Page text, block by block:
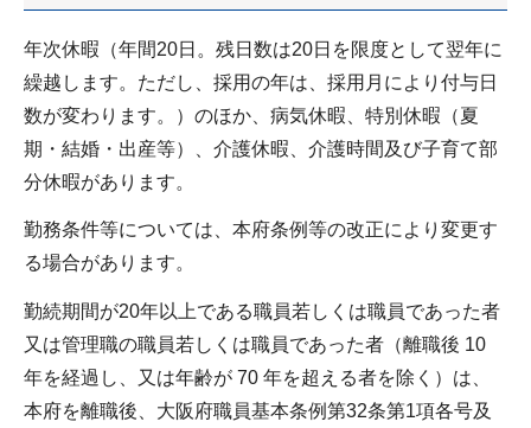
年次休暇（年間20日。残日数は20日を限度として翌年に
繰越します。ただし、採用の年は、採用月により付与日
数が変わります。）のほか、病気休暇、特別休暇（夏
期・結婚・出産等）、介護休暇、介護時間及び子育て部
分休暇があります。
勤務条件等については、本府条例等の改正により変更す
る場合があります。
勤続期間が20年以上である職員若しくは職員であった者
又は管理職の職員若しくは職員であった者（離職後 10
年を経過し、又は年齢が 70 年を超える者を除く）は、
本府を離職後、大阪府職員基本条例第32条第1項各号及